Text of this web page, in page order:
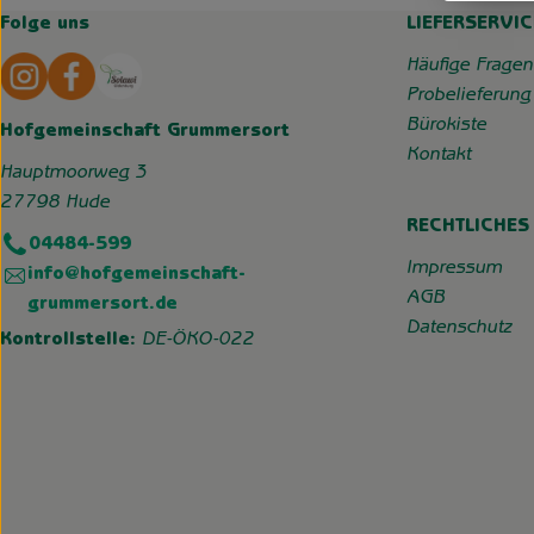
Folge uns
Externer Link zu https://www.instagram.com/
Externer Link zu https://wp.solawi-
Hofgemeinschaft Grummersort
Hauptmoorweg 3
27798 Hude
04484-599
info@hofgemeinschaft-
grummersort.de
Kontrollstelle: DE-ÖKO-022
Häufige Fragen
Probelieferung
Bürokiste
Kontakt
RECHTLICHES
Impressum
AGB
Datenschutz